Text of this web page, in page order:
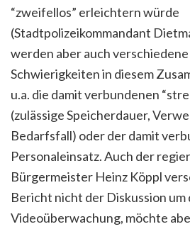
“zweifellos” erleichtern würde
(Stadtpolizeikommandant
werden aber auch
Schwierigkeiten in diesem
u.a. die damit verbundenen
(zulässige Speicherdauer,
Bedarfsfall) oder der damit
Personaleinsatz. Auch der
Bürgermeister Heinz Köppl
Bericht nicht der Diskussion um
Videoüberwachung, möchte